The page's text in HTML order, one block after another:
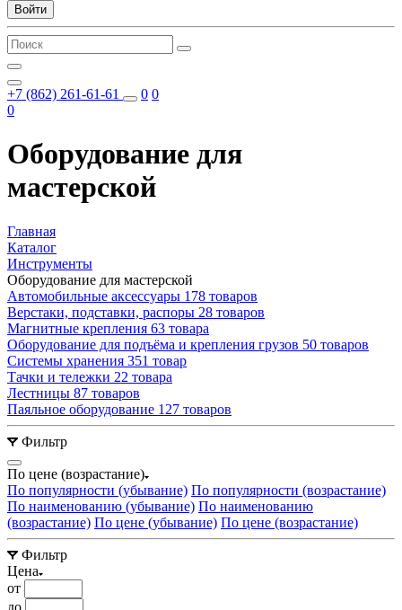
Войти
+7 (862) 261-61-61 0 0
0
Оборудование для
мастерской
Главная
Каталог
Инструменты
Оборудование для мастерской
Автомобильные аксессуары 178 товаров
Верстаки, подставки, распоры 28 товаров
Магнитные крепления 63 товара
Оборудование для подъёма и крепления грузов 50 товаров
Системы хранения 351 товар
Тачки и тележки 22 товара
Лестницы 87 товаров
Паяльное оборудование 127 товаров
Фильтр
По цене (возрастание)
По популярности (убывание) По популярности (возрастание)
По наименованию (убывание) По наименованию
(возрастание) По цене (убывание) По цене (возрастание)
Фильтр
Цена
от
до